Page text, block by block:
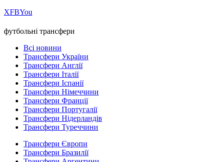
ХFBYou
футбольні трансфери
Всі новини
Трансфери України
Трансфери Англії
Трансфери Італії
Трансфери Іспанії
Трансфери Німеччини
Трансфери Франції
Трансфери Португалії
Трансфери Нідерландів
Трансфери Туреччини
Трансфери Європи
Трансфери Бразилії